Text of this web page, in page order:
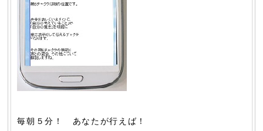
毎朝５分！ あなたが行えば！